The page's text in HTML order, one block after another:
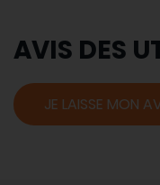
AVIS DES
JE LAISSE MON